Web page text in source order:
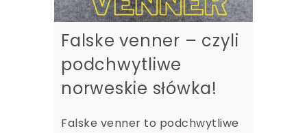
Falske venner – czyli
podchwytliwe
norweskie słówka!
Falske venner to podchwytliwe